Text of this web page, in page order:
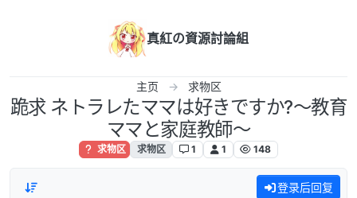
真紅の資源討論組
主页 求物区
跪求 ネトラレたママは好きですか?～教育
ママと家庭教師～
求物区 求物区 1 1 148
登录后回复